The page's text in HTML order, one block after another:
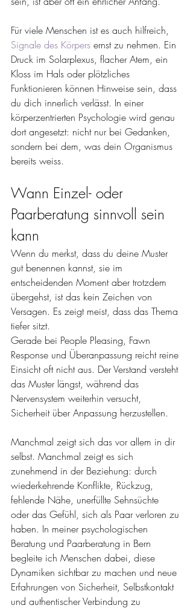
Für viele Menschen ist es auch hilfreich,
Signale des Körpers ernst zu nehmen. Ein
Druck im Solarplexus, flacher Atem, ein
Kloss im Hals oder plötzliches
Funktionieren können Hinweise sein, dass
du dich innerlich verlässt. In einer
körperzentrierten Psychologie wird genau
dort angesetzt: nicht nur bei Gedanken,
sondern bei dem, was dein Organismus
bereits weiss.
Wann Einzel- oder
Paarberatung sinnvoll sein
kann
Wenn du merkst, dass du deine Muster
gut benennen kannst, sie im
entscheidenden Moment aber trotzdem
übergehst, ist das kein Zeichen von
Versagen. Es zeigt meist, dass das Thema
tiefer sitzt.
Gerade bei People Pleasing, Fawn
Response und Überanpassung reicht reine
Einsicht oft nicht aus. Der Verstand versteht
das Muster längst, während das
Nervensystem weiterhin versucht,
Sicherheit über Anpassung herzustellen.
Manchmal zeigt sich das vor allem in dir
selbst. Manchmal zeigt es sich
zunehmend in der Beziehung: durch
wiederkehrende Konflikte, Rückzug,
fehlende Nähe, unerfüllte Sehnsüchte
oder das Gefühl, sich als Paar verloren zu
haben. In meiner psychologischen
Beratung und Paarberatung in Bern
begleite ich Menschen dabei, diese
Dynamiken sichtbar zu machen und neue
Erfahrungen von Sicherheit, Selbstkontakt
und authentischer Verbindung zu